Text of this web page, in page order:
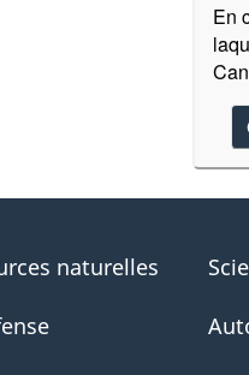
En
naturelles